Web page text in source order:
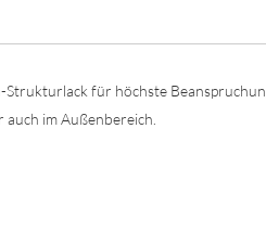
für höchste
im Außenbereich.